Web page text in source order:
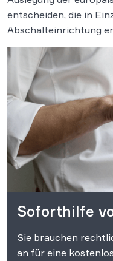
entscheiden, die in
Abschalteinrichtung
Soforthilfe
Sie brauchen
an für eine